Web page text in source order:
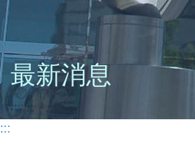
最新消息
:::